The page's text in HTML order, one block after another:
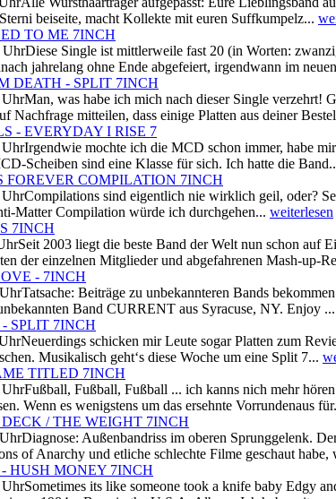
beiseite, macht Kollekte mit euren Suffkumpelz...
TO ME 7INCH
UhrDiese Single ist mittlerweile fast 20 (in Worten:
jahrelang ohne Ende abgefeiert, irgendwann im
DEATH - SPLIT 7INCH
UhrMan, was habe ich mich nach dieser Single verzehrt!
Nachfrage mitteilen, dass einige Platten aus deiner
- EVERYDAY I RISE 7
UhrIrgendwie mochte ich die MCD schon immer, habe
Scheiben sind eine Klasse für sich. Ich hatte die
FOREVER COMPILATION 7INCH
UhrCompilations sind eigentlich nie wirklich geil, oder?
Matter Compilation würde ich durchgehen... weiterlesen
7INCH
Seit 2003 liegt die beste Band der Welt nun schon auf
der einzelnen Mitglieder und abgefahrenen Mash-up-
- 7INCH
Tatsache: Beiträge zu unbekannteren Bands
Band CURRENT aus Syracuse, NY. Enjoy
SPLIT 7INCH
Neuerdings schicken mir Leute sogar Platten zum
Musikalisch geht‘s diese Woche um eine Split 7...
TITLED 7INCH
UhrFußball, Fußball, Fußball ... ich kanns nich mehr
Wenn es wenigstens um das ersehnte Vorrundenaus
/ THE WEIGHT 7INCH
Diagnose: Außenbandriss im oberen Sprunggelenk.
of Anarchy und etliche schlechte Filme geschaut habe,
HUSH MONEY 7INCH
UhrSometimes its like someone took a knife baby Edgy